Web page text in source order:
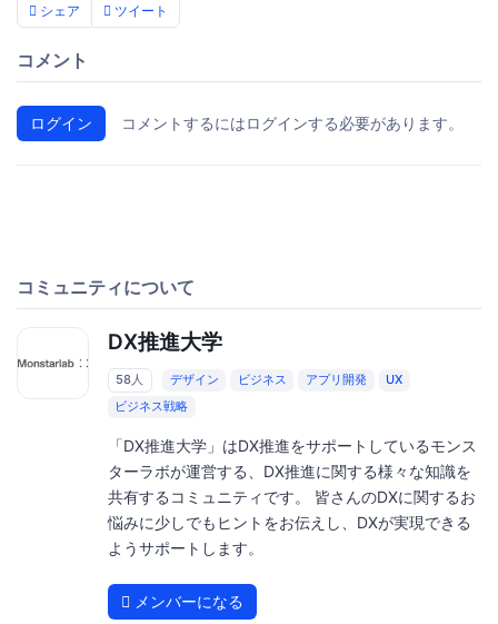
シェア ツイート
コメント
ログイン コメントするにはログインする必要があります。
コミュニティについて
DX推進大学
58人 デザイン ビジネス アプリ開発
UX
ビジネス戦略
「DX推進大学」はDX推進をサポートしているモンス
ターラボが運営する、DX推進に関する様々な知識を
共有するコミュニティです。 皆さんのDXに関するお
悩みに少しでもヒントをお伝えし、DXが実現できる
ようサポートします。
メンバーになる